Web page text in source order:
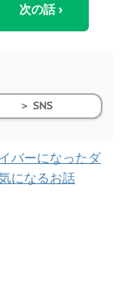
次の話 ›
＞ SNS
バーになったダ
になるお話